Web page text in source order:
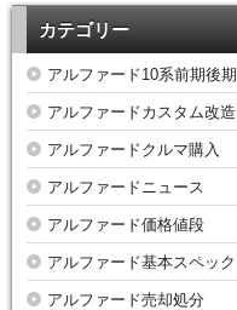
カテゴリー
アルファード10系前期後期
アルファードカスタム改造
アルファードクルマ購入
アルファードニュース
アルファード価格値段
アルファード基本スペック
アルファード売却処分